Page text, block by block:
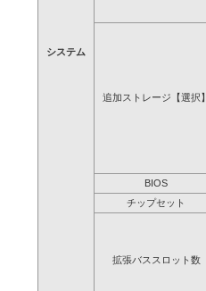
システム
追加ストレージ【選択】
BIOS
チップセット
拡張バススロット数